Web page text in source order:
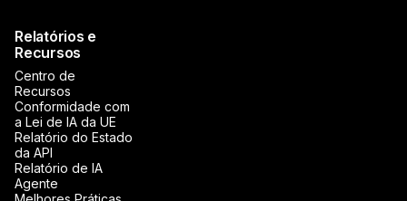
Relatórios e
Recursos
Centro de
Recursos
Conformidade com
a Lei de IA da UE
Relatório do Estado
da API
Relatório de IA
Agente